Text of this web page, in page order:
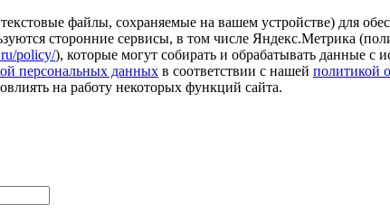
файлы, сохраняемые на вашем устройстве) для
сторонние сервисы, в том числе Яндекс.Метрика
policy/), которые могут собирать и обрабатывать данные с
персональных данных в соответствии с нашей политикой
на работу некоторых функций сайта.